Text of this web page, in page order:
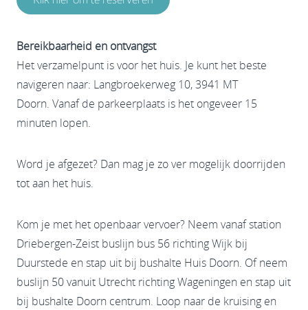
Bereikbaarheid en ontvangst
Het verzamelpunt is voor het huis. Je kunt het beste
navigeren naar: Langbroekerweg 10, 3941 MT
Doorn. Vanaf de parkeerplaats is het ongeveer 15
minuten lopen.
Word je afgezet? Dan mag je zo ver mogelijk doorrijden
tot aan het huis.
Kom je met het openbaar vervoer? Neem vanaf station
Driebergen-Zeist buslijn bus 56 richting Wijk bij
Duurstede en stap uit bij bushalte Huis Doorn. Of neem
buslijn 50 vanuit Utrecht richting Wageningen en stap uit
bij bushalte Doorn centrum. Loop naar de kruising en